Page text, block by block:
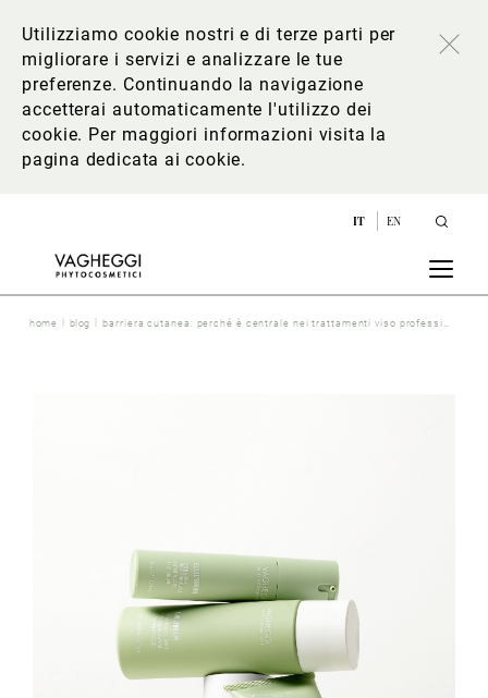
Utilizziamo cookie nostri e di terze parti per
migliorare i servizi e analizzare le tue
preferenze. Continuando la navigazione
accetterai automaticamente l'utilizzo dei
cookie. Per maggiori informazioni visita la
pagina dedicata ai cookie.
IT EN
home blog